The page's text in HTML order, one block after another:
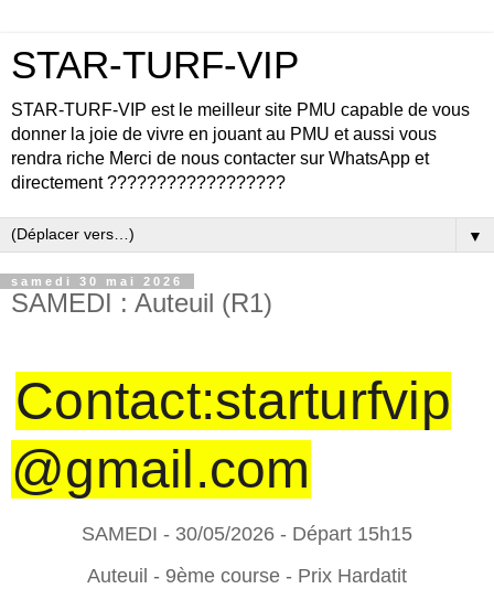
STAR-TURF-VIP
STAR-TURF-VIP est le meilleur site PMU capable de vous
donner la joie de vivre en jouant au PMU et aussi vous
rendra riche Merci de nous contacter sur WhatsApp et
directement ??????????????????
▼
samedi 30 mai 2026
SAMEDI : Auteuil (R1)
Contact:starturfvip
@gmail.com
SAMEDI - 30/05/2026 - Départ 15h15
Auteuil - 9ème course - Prix Hardatit